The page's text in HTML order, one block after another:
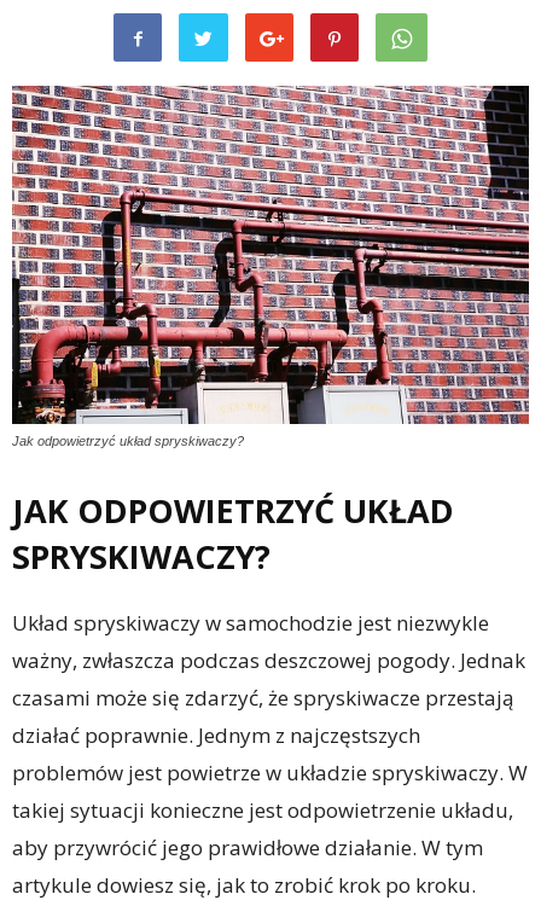
Jak odpowietrzyć układ spryskiwaczy?
JAK ODPOWIETRZYĆ UKŁAD
SPRYSKIWACZY?
Układ spryskiwaczy w samochodzie jest niezwykle
ważny, zwłaszcza podczas deszczowej pogody. Jednak
czasami może się zdarzyć, że spryskiwacze przestają
działać poprawnie. Jednym z najczęstszych
problemów jest powietrze w układzie spryskiwaczy. W
takiej sytuacji konieczne jest odpowietrzenie układu,
aby przywrócić jego prawidłowe działanie. W tym
artykule dowiesz się, jak to zrobić krok po kroku.